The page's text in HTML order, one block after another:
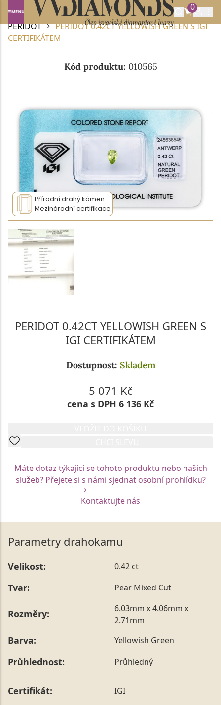
0
Domů
DRAHOKAMY A POLODRAHOKAMY
PERIDOT
PERIDOT 0.42CT YELLOWISH GREEN S IGI
CERTIFIKÁTEM
Kód produktu: 010565
Přírodní drahý kámen
Mezinárodní certifikace
PERIDOT 0.42CT YELLOWISH GREEN S
IGI CERTIFIKÁTEM
Dostupnost: Skladem
5 071 Kč
cena s DPH 6 136 Kč
Máte dotaz týkající se tohoto produktu nebo našich
služeb? Přejete si s námi sjednat osobní prohlídku?
Kontaktujte nás
Parametry drahokamu
Velikost: 0.42 ct
Tvar: Pear Mixed Cut
Rozměry:
6.03mm x 4.06mm x
2.71mm
Barva: Yellowish Green
Průhlednost: Průhledný
Certifikát: IGI